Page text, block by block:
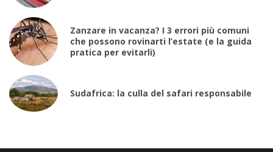
Zanzare in vacanza? I 3 errori più comuni
che possono rovinarti l’estate (e la guida
pratica per evitarli)
Sudafrica: la culla del safari responsabile